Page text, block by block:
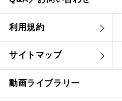
利用規約
サイトマップ
動画ライブラリー